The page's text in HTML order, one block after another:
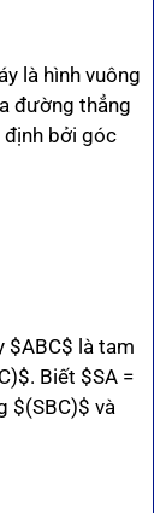
là hình vuông
đường thẳng
định bởi góc
$ABC$ là tam
Biết $SA =
$(SBC)$ và